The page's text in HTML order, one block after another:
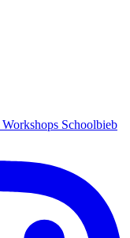
Workshops Schoolbieb